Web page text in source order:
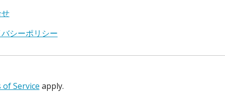
シーポリシー
of Service apply.